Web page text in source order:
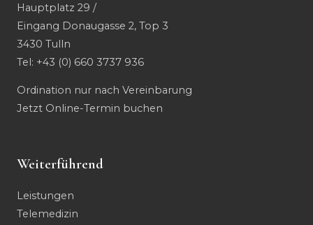
Hauptplatz 29 /
Eingang Donaugasse 2, Top 3
3430 Tulln
Tel: +43 (0) 660 3737 936
Ordination nur nach Vereinbarung
Jetzt Online-Termin buchen
Weiterführend
Leistungen
Telemedizin